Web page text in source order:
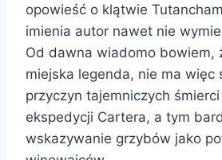
opowieść o klątwie
imienia autor nawet nie
Od dawna wiadomo bowiem,
miejska legenda, nie ma więc
przyczyn tajemniczych śmierci
ekspedycji Cartera, a tym
wskazywanie grzybów jako